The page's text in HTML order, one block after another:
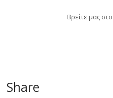
Βρείτε μας
Share